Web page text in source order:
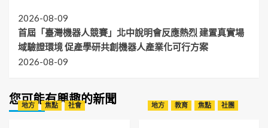
2026-08-09
首屆「臺灣機器人競賽」北中說明會反應熱烈 建置真實場
域驗證環境 促產學研共創機器人產業化可行方案
2026-08-09
您可能有興趣的新聞
地方 焦點 社會 地方 教育 焦點 社團